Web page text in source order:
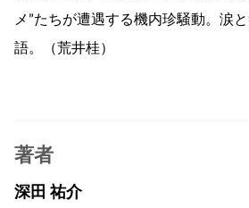
メ”たちが遭遇する機内珍騒動。涙
語。（荒井桂）
著者
深田 祐介